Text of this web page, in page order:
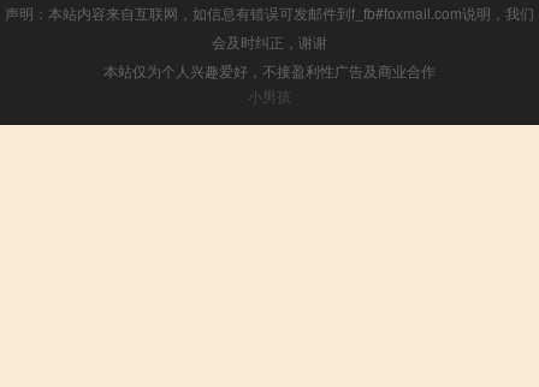
声明：本站内容来自互联网，如信息有错误可发邮件到f_fb#foxmail.com说明，我们
会及时纠正，谢谢
本站仅为个人兴趣爱好，不接盈利性广告及商业合作
小男孩